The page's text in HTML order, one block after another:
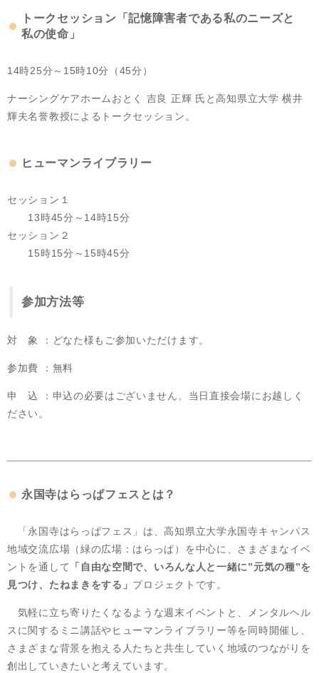
トークセッション 「記憶障害者である私のニーズと
私の使命」​
14時25分～15時10分（45分）
ナーシングケアホームおとく 吉良 正輝 氏と高知県立大学 横井
輝夫名誉教授によるトークセッション。
ヒューマンライブラリー
セッション１
13時45分～14時15分
セッション２
15時15分～15時45分
参加方法等
対 象 ：どなた様もご参加いただけます。
参加費 ：無料
申 込 ：申込の必要はございません。当日直接会場にお越しく
ださい。
永国寺はらっぱフェスとは？
「永国寺はらっぱフェス」は、高知県立大学永国寺キャンパス
地域交流広場（緑の広場：はらっぱ）を中心に、さまざまなイベ
ントを通して
「自由な空間で、いろんな人と一緒に”元気の種”を
見つけ、たねまきをする」 プロジェクトです。
気軽に立ち寄りたくなるような週末イベントと、メンタルヘル
スに関するミニ講話やヒューマンライブラリー等を同時開催し、
さまざまな背景を抱える人たちと共生していく地域のつながりを
創出していきたいと考えています。